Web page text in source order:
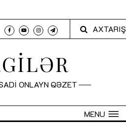
AXTARIŞ
ONLAYN QƏZET
MENU